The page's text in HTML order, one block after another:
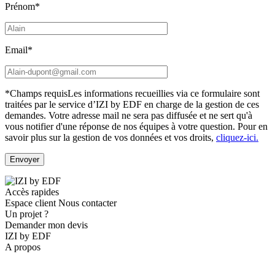
Prénom*
Email*
*Champs requisLes informations recueillies via ce formulaire sont
traitées par le service d’IZI by EDF en charge de la gestion de ces
demandes. Votre adresse mail ne sera pas diffusée et ne sert qu'à
vous notifier d'une réponse de nos équipes à votre question. Pour en
savoir plus sur la gestion de vos données et vos droits, cliquez-ici.
Accès rapides
Espace client Nous contacter
Un projet ?
Demander mon devis
IZI by EDF
A propos